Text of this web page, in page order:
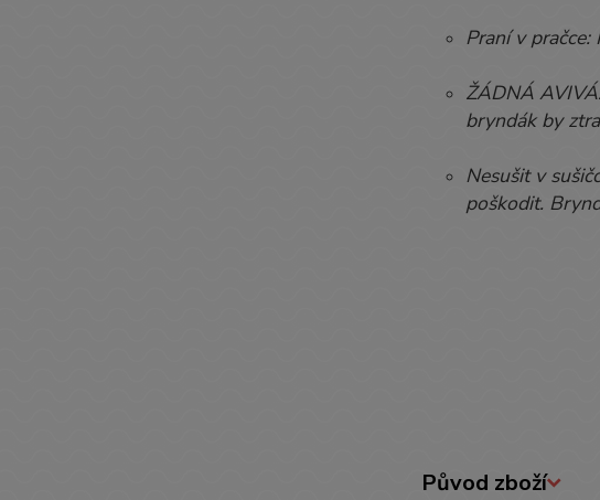
Praní v
ŽÁDNÁ
bryndák by
Nesušit v
poškodit.
Původ zboží